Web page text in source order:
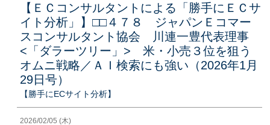
【ＥＣコンサルタントによる「勝手にＥＣサ
イト分析」】□□４７８ ジャパンＥコマー
スコンサルタント協会 川連一豊代表理事
<「ダラーツリー」> 米・小売３位を狙う
オムニ戦略／ＡＩ検索にも強い（2026年1月
29日号）
【勝手にECサイト分析】
2026/02/05 (木)